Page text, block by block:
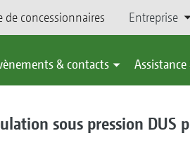
de concessionnaires Entreprise
& contacts Assistance
sous pression DUS